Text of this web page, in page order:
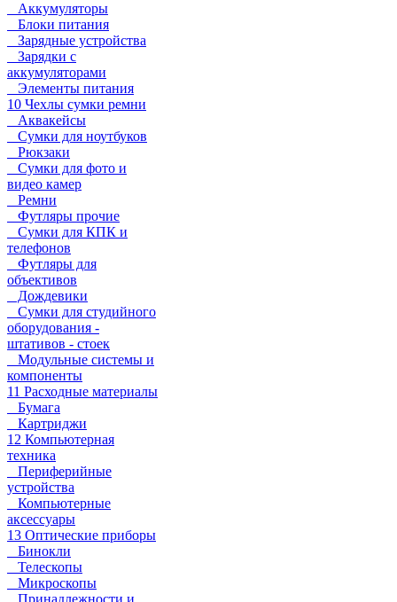
Аккумуляторы
Блоки питания
Зарядные устройства
Зарядки с
аккумуляторами
Элементы питания
10 Чехлы сумки ремни
Аквакейсы
Сумки для ноутбуков
Рюкзаки
Сумки для фото и
видео камер
Ремни
Футляры прочие
Сумки для КПК и
телефонов
Футляры для
объективов
Дождевики
Сумки для студийного
оборудования -
штативов - стоек
Модульные системы и
компоненты
11 Расходные материалы
Бумага
Картриджи
12 Компьютерная
техника
Периферийные
устройства
Компьютерные
аксессуары
13 Оптические приборы
Бинокли
Телескопы
Микроскопы
Принадлежности и